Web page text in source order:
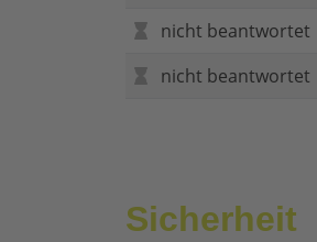
nicht beantwortet
nicht beantwortet
Sicherheit